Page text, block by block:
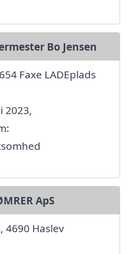
Bo Jensen
Faxe LADEplads
2023,
ApS
4690 Haslev